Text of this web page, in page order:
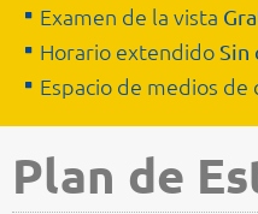
Examen de la vista
Horario extendido Sin
Espacio de medios
Plan de